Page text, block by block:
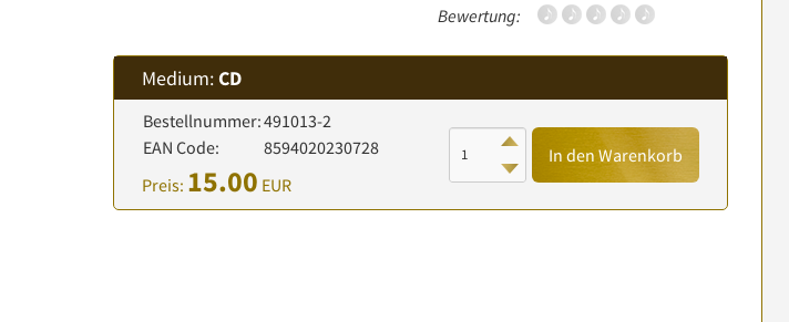
Bewertung:
Medium:CD
Bestellnummer:491013-2
EAN Code:
8594020230728
Preis: 15.00 EUR
In den Warenkorb